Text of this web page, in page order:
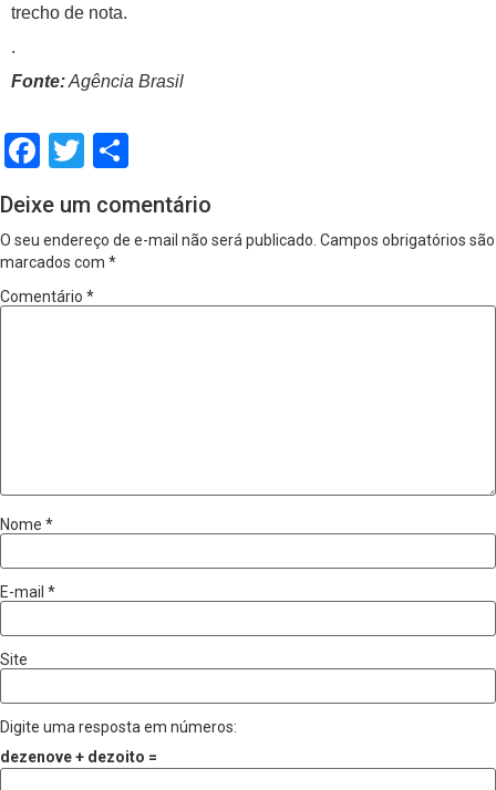
trecho de nota.
.
Fonte:Agência Brasil
Facebook
Twitter
Deixe um comentário
O seu endereço de e-mail não será publicado. Campos obrigatórios são
marcados com *
Comentário *
Nome *
E-mail *
Site
Digite uma resposta em números:
dezenove + dezoito =